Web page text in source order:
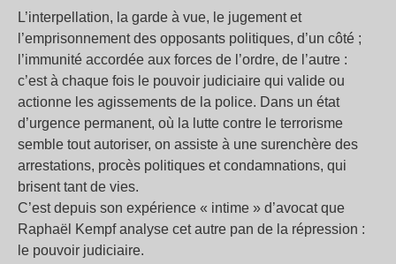
L’interpellation, la garde à vue, le jugement et
l’emprisonnement des opposants politiques, d’un côté ;
l’immunité accordée aux forces de l’ordre, de l’autre :
c’est à chaque fois le pouvoir judiciaire qui valide ou
actionne les agissements de la police. Dans un état
d’urgence permanent, où la lutte contre le terrorisme
semble tout autoriser, on assiste à une surenchère des
arrestations, procès politiques et condamnations, qui
brisent tant de vies.
C’est depuis son expérience « intime » d’avocat que
Raphaël Kempf analyse cet autre pan de la répression :
le pouvoir judiciaire.